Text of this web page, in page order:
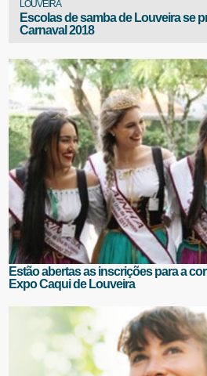
LOUVEIRA
Escolas de samba de Louveira se
Carnaval 2018
Estão abertas as inscrições para a
Expo Caqui de Louveira